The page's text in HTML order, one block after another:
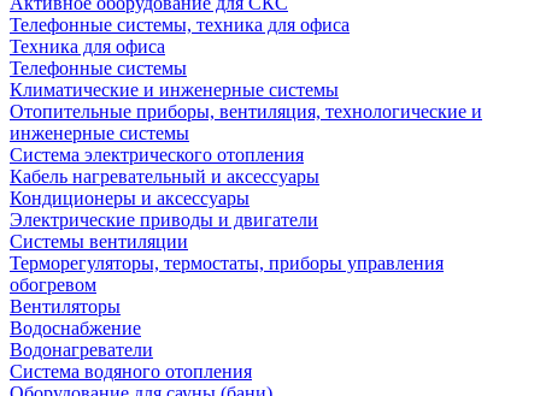
Телефонные системы, техника для офиса
Техника для офиса
Телефонные системы
Климатические и инженерные системы
Отопительные приборы, вентиляция, технологические и
инженерные системы
Система электрического отопления
Кабель нагревательный и аксессуары
Кондиционеры и аксессуары
Электрические приводы и двигатели
Системы вентиляции
Терморегуляторы, термостаты, приборы управления
обогревом
Вентиляторы
Водоснабжение
Водонагреватели
Система водяного отопления